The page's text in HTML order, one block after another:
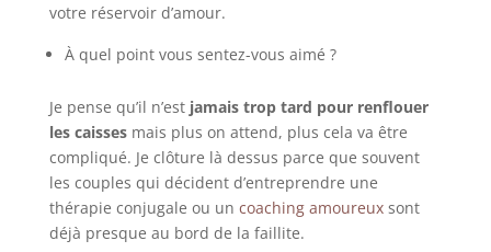
votre réservoir d’amour.
À quel point vous sentez-vous aimé ?
Je pense qu’il n’estjamais trop tard pour renflouer
les caissesmais plus on attend, plus cela va être
compliqué. Je clôture là dessus parce que souvent
les couples qui décident d’entreprendre une
thérapie conjugale ou un coaching amoureuxsont
déjà presque au bord de la faillite.